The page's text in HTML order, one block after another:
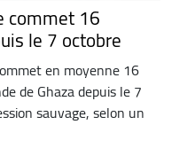
commet 16
le 7 octobre
en moyenne 16
de Ghaza depuis le 7
sauvage, selon un